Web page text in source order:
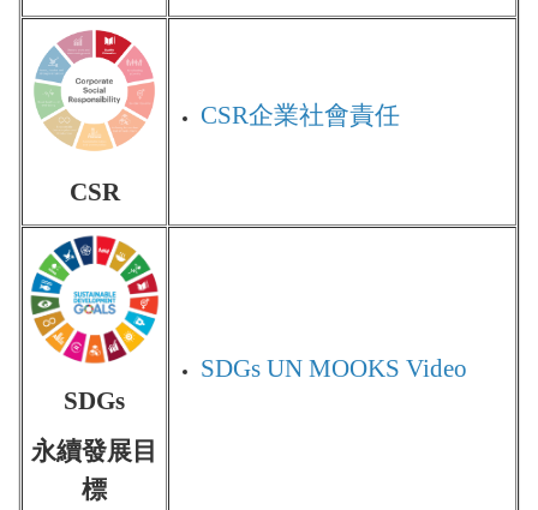
CSR
CSR企業社會責任
SDGs
永續發展目
標
SDGs UN MOOKS Video